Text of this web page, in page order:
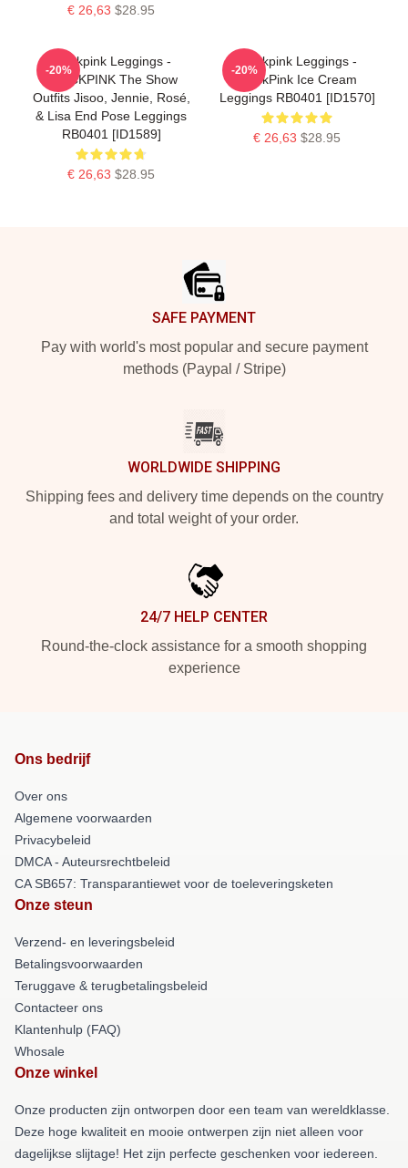
€ 26,63 $28.95
Blackpink Leggings -
BLACKPINK The Show
Outfits Jisoo, Jennie, Rosé,
& Lisa End Pose Leggings
RB0401 [ID1589]
€ 26,63 $28.95
-20%
Blackpink Leggings -
BlackPink Ice Cream
Leggings RB0401 [ID1570]
€ 26,63 $28.95
-20%
SAFE PAYMENT
Pay with world's most popular and secure payment
methods (Paypal / Stripe)
WORLDWIDE SHIPPING
Shipping fees and delivery time depends on the country
and total weight of your order.
24/7 HELP CENTER
Round-the-clock assistance for a smooth shopping
experience
Ons bedrijf
Over ons
Algemene voorwaarden
Privacybeleid
DMCA - Auteursrechtbeleid
CA SB657: Transparantiewet voor de toeleveringsketen
Onze steun
Verzend- en leveringsbeleid
Betalingsvoorwaarden
Teruggave & terugbetalingsbeleid
Contacteer ons
Klantenhulp (FAQ)
Whosale
Onze winkel
Onze producten zijn ontworpen door een team van wereldklasse.
Deze hoge kwaliteit en mooie ontwerpen zijn niet alleen voor
dagelijkse slijtage! Het zijn perfecte geschenken voor iedereen.